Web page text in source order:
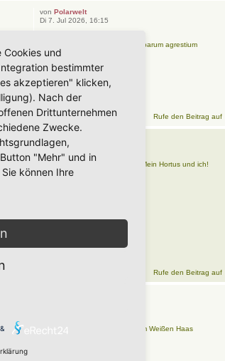
vonPolarwelt
Di 7. Jul 2026, 16:15
[Weg 11-24] Hortus herbarum agrestium
Antworten:
Rufe den Beitrag auf
vonPolarwelt
So 5. Jul 2026, 05:37
Forum:
Eingetragener Hortus - Mein Hortus und ich!
Thema:Hortus Amoris Nostri
Rufe den Beitrag auf
Thema:[Weg 06-26] Hortus Zum Weißen Haas
und
bestimmter
akzeptieren" klicken,
Nach der
Drittunternehmen
Zwecke.
"Mehr" und in
können Ihre
&